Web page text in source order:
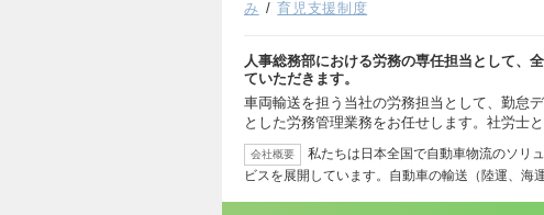
み
育児支援制度
人事総務部における労務の専任担当として、
ていただきます。
⾞両輸送を担う当社の労務担当として、勤怠
とした労務管理業務をお任せします。社労⼠
会社概要
私たちは日本全国で自動車物流のソリ
ビスを展開しています。自動車の輸送（陸運、海